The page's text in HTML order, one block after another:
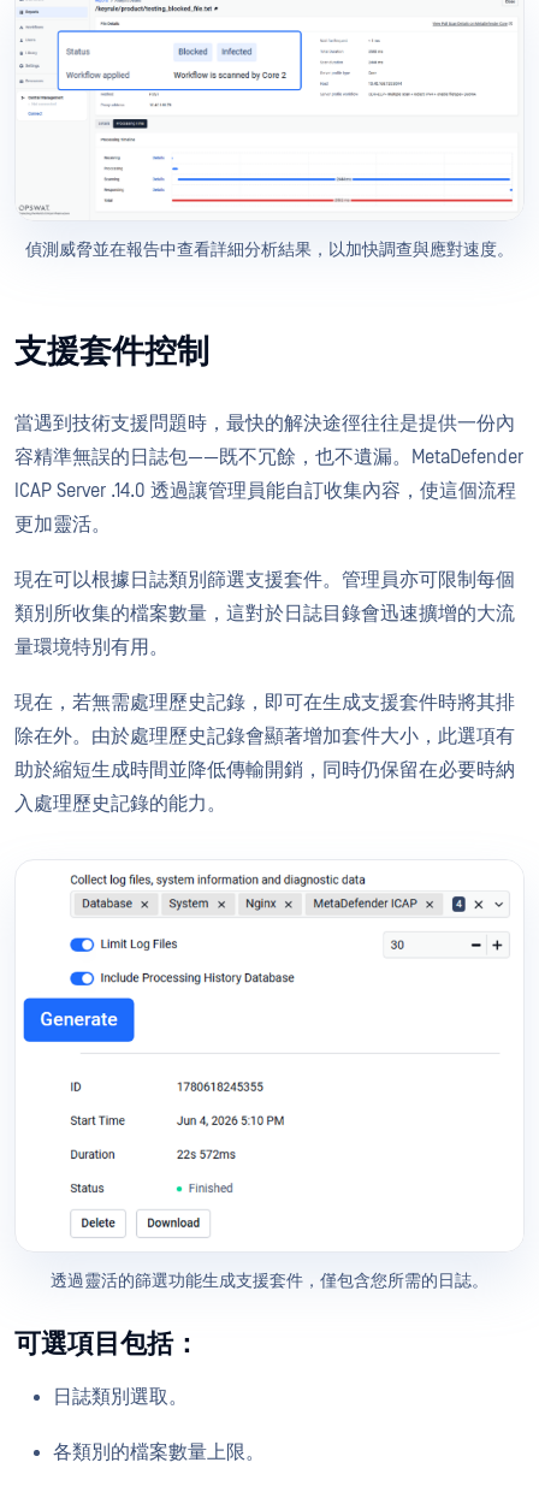
偵測威脅並在報告中查看詳細分析結果，以加快調查與應對速度。
支援套件控制
當遇到技術支援問題時，最快的解決途徑往往是提供一份內
容精準無誤的日誌包——既不冗餘，也不遺漏。MetaDefender
ICAP Server .14.0 透過讓管理員能自訂收集內容，使這個流程
更加靈活。
現在可以根據日誌類別篩選支援套件。管理員亦可限制每個
類別所收集的檔案數量，這對於日誌目錄會迅速擴增的大流
量環境特別有用。
現在，若無需處理歷史記錄，即可在生成支援套件時將其排
除在外。由於處理歷史記錄會顯著增加套件大小，此選項有
助於縮短生成時間並降低傳輸開銷，同時仍保留在必要時納
入處理歷史記錄的能力。
透過靈活的篩選功能生成支援套件，僅包含您所需的日誌。
可選項目包括：
日誌類別選取。
各類別的檔案數量上限。